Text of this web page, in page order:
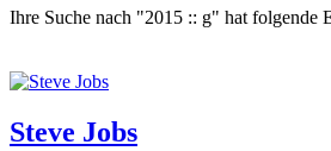
Ihre Suche nach "2015 :: g" hat folgende
Steve Jobs